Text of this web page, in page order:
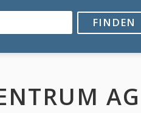
FINDEN
AG